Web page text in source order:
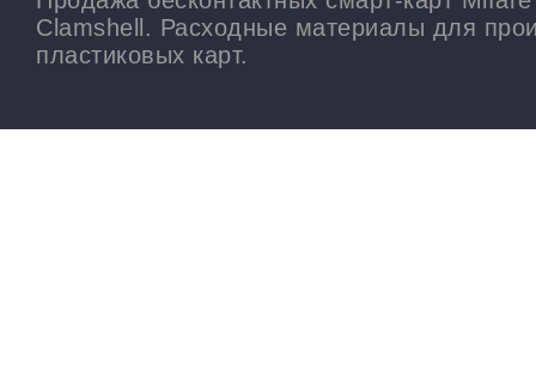
Clamshell. Расходные материалы для
пластиковых карт.